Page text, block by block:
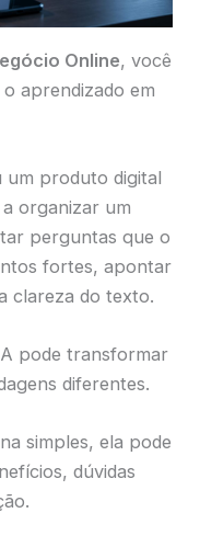
Online, você
aprendizado em
um produto digital
organizar um
perguntas que o
fortes, apontar
clareza do texto.
pode transformar
diferentes.
simples, ela pode
dúvidas